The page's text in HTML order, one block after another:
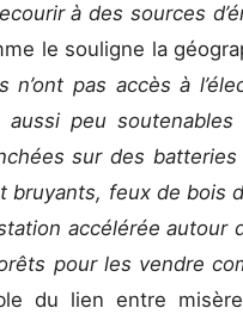
à des sources
le souligne la
pas accès à
peu soutenables
sur des
bruyants, feux de bois
accélérée autour
pour les vendre
du lien entre